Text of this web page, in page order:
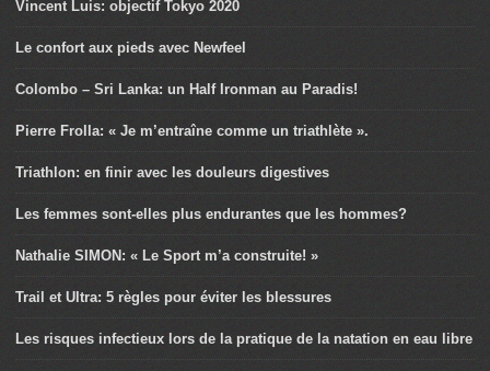
Vincent Luis: objectif Tokyo 2020
Le confort aux pieds avec Newfeel
Colombo – Sri Lanka: un Half Ironman au Paradis!
Pierre Frolla: « Je m’entraîne comme un triathlète ».
Triathlon: en finir avec les douleurs digestives
Les femmes sont-elles plus endurantes que les hommes?
Nathalie SIMON: « Le Sport m’a construite! »
Trail et Ultra: 5 règles pour éviter les blessures
Les risques infectieux lors de la pratique de la natation en eau libre